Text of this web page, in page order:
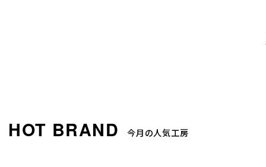
今月の人気工房